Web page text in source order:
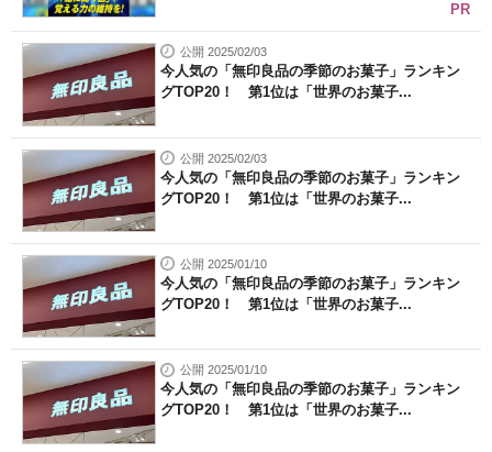
PR
公開 2025/02/03
今人気の「無印良品の季節のお菓子」ランキン
グTOP20！ 第1位は「世界のお菓子...
公開 2025/02/03
今人気の「無印良品の季節のお菓子」ランキン
グTOP20！ 第1位は「世界のお菓子...
公開 2025/01/10
今人気の「無印良品の季節のお菓子」ランキン
グTOP20！ 第1位は「世界のお菓子...
公開 2025/01/10
今人気の「無印良品の季節のお菓子」ランキン
グTOP20！ 第1位は「世界のお菓子...